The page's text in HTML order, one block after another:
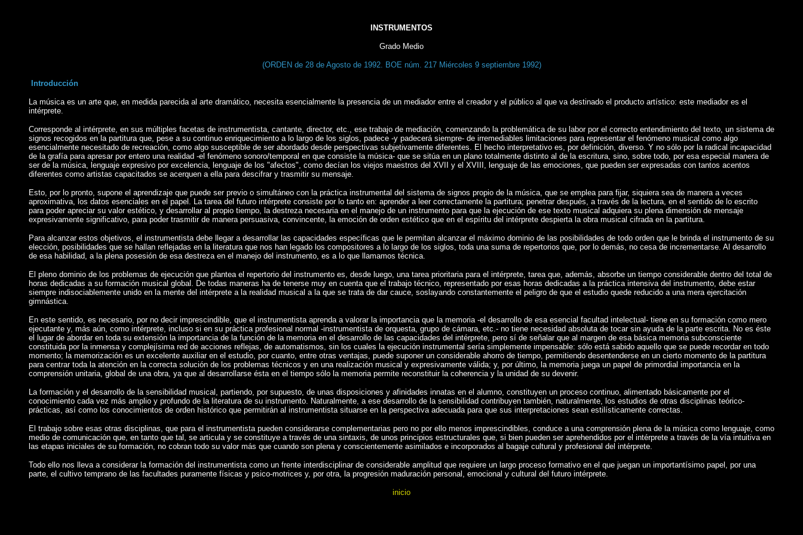
INSTRUMENTOS
Grado Medio
(ORDEN de 28 de Agosto de 1992. BOE núm. 217 Miércoles 9 septiembre 1992)
Introducción
La música es un arte que, en medida parecida al arte dramático, necesita esencialmente la presencia de un mediador entre el creador y el público al que va destinado el producto artístico: este mediador es el
intérprete.
Corresponde al intérprete, en sus múltiples facetas de instrumentista, cantante, director, etc., ese trabajo de mediación, comenzando la problemática de su labor por el correcto entendimiento del texto, un sistema de
signos recogidos en la partitura que, pese a su continuo enriquecimiento a lo largo de los siglos, padece -y padecerá siempre- de irremediables limitaciones para representar el fenómeno musical como algo
esencialmente necesitado de recreación, como algo susceptible de ser abordado desde perspectivas subjetivamente diferentes. El hecho interpretativo es, por definición, diverso. Y no sólo por la radical incapacidad
de la grafía para apresar por entero una realidad -el fenómeno sonoro/temporal en que consiste la música- que se sitúa en un plano totalmente distinto al de la escritura, sino, sobre todo, por esa especial manera de
ser de la música, lenguaje expresivo por excelencia, lenguaje de los "afectos", como decían los viejos maestros del XVII y el XVIII, lenguaje de las emociones, que pueden ser expresadas con tantos acentos
diferentes como artistas capacitados se acerquen a ella para descifrar y trasmitir su mensaje.
Esto, por lo pronto, supone el aprendizaje ­que puede ser previo o simultáneo con la práctica instrumental­ del sistema de signos propio de la música, que se emplea para fijar, siquiera sea de manera a veces
aproximativa, los datos esenciales en el papel. La tarea del futuro intérprete consiste por lo tanto en: aprender a leer correctamente la partitura; penetrar después, a través de la lectura, en el sentido de lo escrito
para poder apreciar su valor estético, y desarrollar al propio tiempo, la destreza necesaria en el manejo de un instrumento para que la ejecución de ese texto musical adquiera su plena dimensión de mensaje
expresivamente significativo, para poder trasmitir de manera persuasiva, convincente, la emoción de orden estético que en el espíritu del intérprete despierta la obra musical cifrada en la partitura.
Para alcanzar estos objetivos, el instrumentista debe llegar a desarrollar las capacidades específicas que le permitan alcanzar el máximo dominio de las posibilidades de todo orden que le brinda el instrumento de su
elección, posibilidades que se hallan reflejadas en la literatura que nos han legado los compositores a lo largo de los siglos, toda una suma de repertorios que, por lo demás, no cesa de incrementarse. Al desarrollo
de esa habilidad, a la plena posesión de esa destreza en el manejo del instrumento, es a lo que llamamos técnica.
El pleno dominio de los problemas de ejecución que plantea el repertorio del instrumento es, desde luego, una tarea prioritaria para el intérprete, tarea que, además, absorbe un tiempo considerable dentro del total de
horas dedicadas a su formación musical global. De todas maneras ha de tenerse muy en cuenta que el trabajo técnico, representado por esas horas dedicadas a la práctica intensiva del instrumento, debe estar
siempre indisociablemente unido en la mente del intérprete a la realidad musical a la que se trata de dar cauce, soslayando constantemente el peligro de que el estudio quede reducido a una mera ejercitación
gimnástica.
En este sentido, es necesario, por no decir imprescindible, que el instrumentista aprenda a valorar la importancia que la memoria -el desarrollo de esa esencial facultad intelectual- tiene en su formación como mero
ejecutante y, más aún, como intérprete, incluso si en su práctica profesional normal -instrumentista de orquesta, grupo de cámara, etc.- no tiene necesidad absoluta de tocar sin ayuda de la parte escrita. No es éste
el lugar de abordar en toda su extensión la importancia de la función de la memoria en el desarrollo de las capacidades del intérprete, pero sí de señalar que al margen de esa básica memoria subconsciente
constituida por la inmensa y complejísima red de acciones reflejas, de automatismos, sin los cuales la ejecución instrumental sería simplemente impensable: sólo está sabido aquello que se puede recordar en todo
momento; la memorización es un excelente auxiliar en el estudio, por cuanto, entre otras ventajas, puede suponer un considerable ahorro de tiempo, permitiendo desentenderse en un cierto momento de la partitura
para centrar toda la atención en la correcta solución de los problemas técnicos y en una realización musical y expresivamente válida; y, por último, la memoria juega un papel de primordial importancia en la
comprensión unitaria, global de una obra, ya que al desarrollarse ésta en el tiempo sólo la memoria permite reconstituir la coherencia y la unidad de su devenir.
La formación y el desarrollo de la sensibilidad musical, partiendo, por supuesto, de unas disposiciones y afinidades innatas en el alumno, constituyen un proceso continuo, alimentado básicamente por el
conocimiento cada vez más amplio y profundo de la literatura de su instrumento. Naturalmente, a ese desarrollo de la sensibilidad contribuyen también, naturalmente, los estudios de otras disciplinas teórico-
prácticas, así como los conocimientos de orden histórico que permitirán al instrumentista situarse en la perspectiva adecuada para que sus interpretaciones sean estilísticamente correctas.
El trabajo sobre esas otras disciplinas, que para el instrumentista pueden considerarse complementarias pero no por ello menos imprescindibles, conduce a una comprensión plena de la música como lenguaje, como
medio de comunicación que, en tanto que tal, se articula y se constituye a través de una sintaxis, de unos principios estructurales que, si bien pueden ser aprehendidos por el intérprete a través de la vía intuitiva en
las etapas iniciales de su formación, no cobran todo su valor más que cuando son plena y conscientemente asimilados e incorporados al bagaje cultural y profesional del intérprete.
Todo ello nos lleva a considerar la formación del instrumentista como un frente interdisciplinar de considerable amplitud que requiere un largo proceso formativo en el que juegan un importantísimo papel, por una
parte, el cultivo temprano de las facultades puramente físicas y psico-motrices y, por otra, la progresión maduración personal, emocional y cultural del futuro intérprete.
inicio